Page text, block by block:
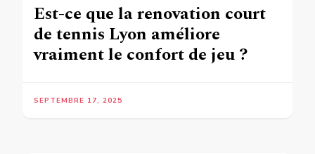
Est-ce que la renovation court
de tennis Lyon améliore
vraiment le confort de jeu ?
SEPTEMBRE 17, 2025